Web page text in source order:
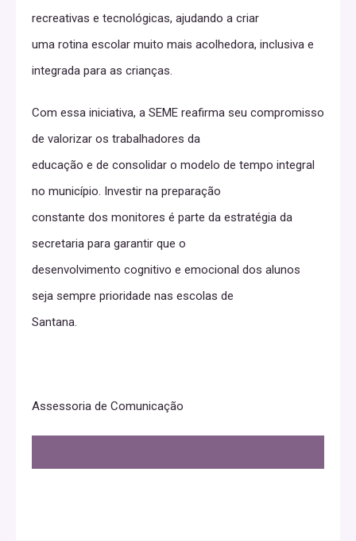
recreativas e tecnológicas, ajudando a criar
uma rotina escolar muito mais acolhedora, inclusiva e
integrada para as crianças.
Com essa iniciativa, a SEME reafirma seu compromisso
de valorizar os trabalhadores da
educação e de consolidar o modelo de tempo integral
no município. Investir na preparação
constante dos monitores é parte da estratégia da
secretaria para garantir que o
desenvolvimento cognitivo e emocional dos alunos
seja sempre prioridade nas escolas de
Santana.
Assessoria de Comunicação